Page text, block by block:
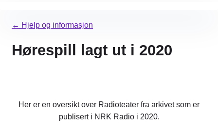
innhold
← Hjelp og informasjon
Hørespill lagt ut i 2020
Her er en oversikt over Radioteater fra arkivet som er
publisert i NRK Radio i 2020.